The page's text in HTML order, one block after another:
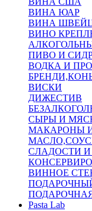
ВИНА ЮАР
ВИНА
ВИНО
ПИВО И
ВОДКА И
ВИСКИ
ДИЖЕСТИВ
СЫРЫ И
МАКАРОНЫ
СЛАДОСТИ
ВИННОЕ
Pasta Lab